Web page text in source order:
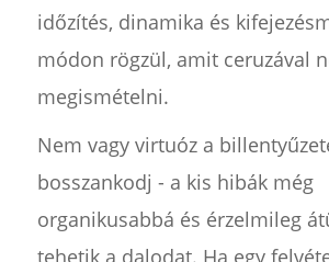
időzítés, dinamika és
módon rögzül, amit ceruzával
megismételni.
Nem vagy virtuóz a
bosszankodj - a kis hibák még
organikusabbá és érzelmileg